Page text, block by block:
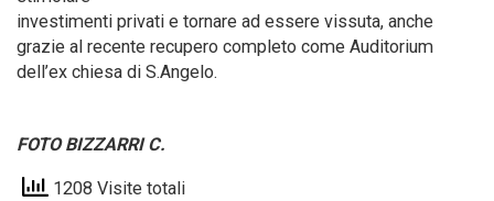
investimenti privati e tornare ad essere vissuta, anche
grazie al recente recupero completo come Auditorium
dell’ex chiesa di S.Angelo.
FOTO BIZZARRI C.
1208 Visite totali